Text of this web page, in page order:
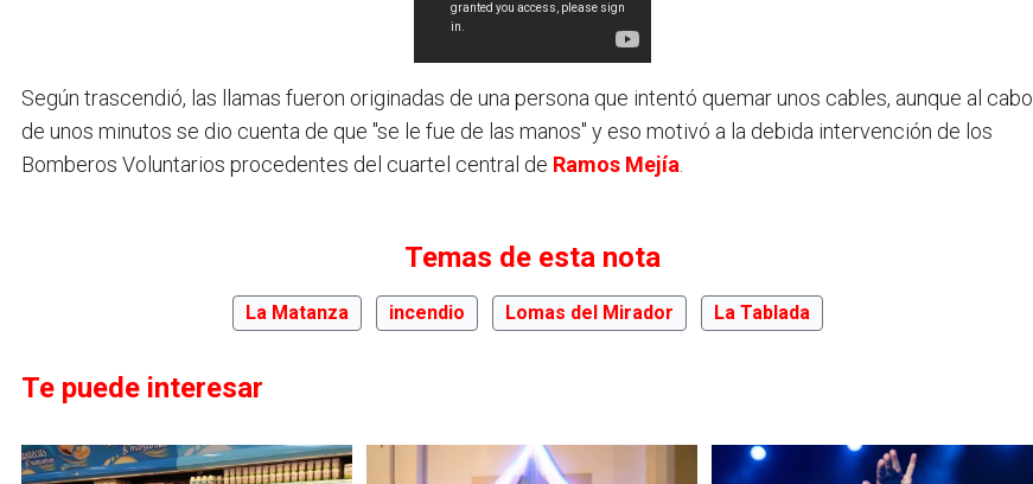
Según trascendió, las llamas fueron originadas de una persona que intentó quemar unos cables, aunque al cabo
de unos minutos se dio cuenta de que "se le fue de las manos" y eso motivó a la debida intervención de los
Bomberos Voluntarios procedentes del cuartel central de Ramos Mejía
Temas de esta nota
La Matanza incendio Lomas del Mirador La Tablada
Te puede interesar